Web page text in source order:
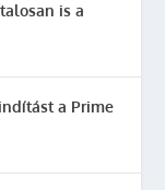
is a
a Prime